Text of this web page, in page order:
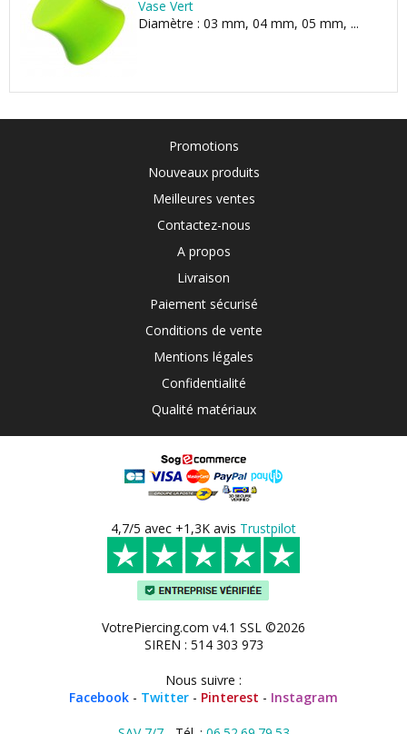
Vase Vert
Diamètre : 03 mm, 04 mm, 05 mm, ...
Promotions
Nouveaux produits
Meilleures ventes
Contactez-nous
A propos
Livraison
Paiement sécurisé
Conditions de vente
Mentions légales
Confidentialité
Qualité matériaux
4,7/5 avec +1,3K avis Trustpilot
VotrePiercing.com v4.1 SSL ©2026
SIREN : 514 303 973
Nous suivre :
Facebook - Twitter - Pinterest - Instagram